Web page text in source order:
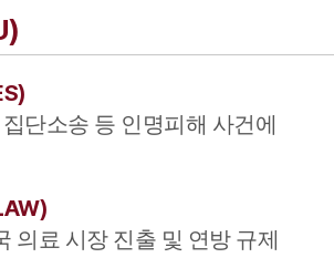
)
단소송 등 인명피해 사건에
)
의료 시장 진출 및 연방 규제